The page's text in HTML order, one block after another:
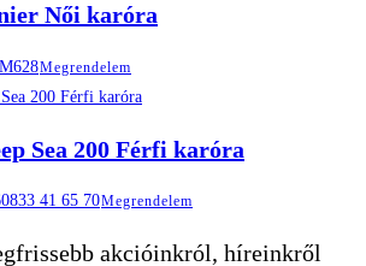
Női karóra
Megrendelem
Sea 200 Férfi karóra
41 65 70Megrendelem
akcióinkról, híreinkről